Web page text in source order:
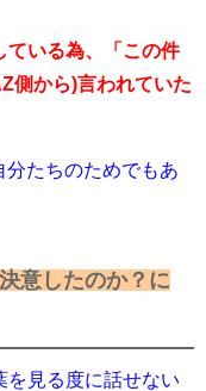
いる為、「 この件
側から)言われていた
たちのためでもあ
意したのか？に
を見る度に話せない